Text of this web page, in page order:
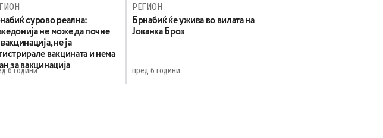
сурово реална:
не може да почне
не ја
вакцината и нема
за вакцинација
6 години
РЕГИОН
Брнабиќ ќе ужива во вилата на
Јованка Броз
пред 6 години